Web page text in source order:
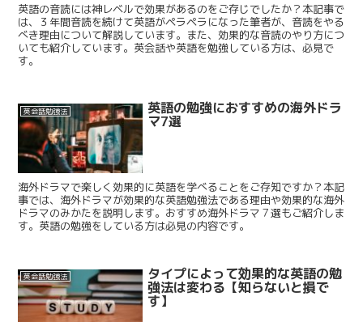
英語の音読には神レベルで効果があるのをご存じでしたか？本記事で
は、３年間音読を続けて英語がペラペラになった筆者が、音読をやる
べき理由について解説しています。また、効果的な音読のやり方につ
いても紹介しています。英会話や英語を勉強している方は、必見で
す。
英会話勉強法 英語の勉強におすすめの海外ドラ
マ7選
海外ドラマで楽しく効果的に英語を学べることをご存知ですか？本記
事では、海外ドラマが効果的な英語勉強法である理由や効果的な海外
ドラマのみかたを説明します。おすすめ海外ドラマ７選もご紹介しま
す。英語の勉強をしている方は必見の内容です。
英会話勉強法 タイプによって効果的な英語の勉
強法は変わる【知らないと損で
す】